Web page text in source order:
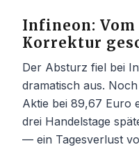
Infineon:
Korrektur
Der Absturz fiel bei
dramatisch aus.
Aktie bei 89,67 Euro
drei Handelstage
— ein Tagesverlust